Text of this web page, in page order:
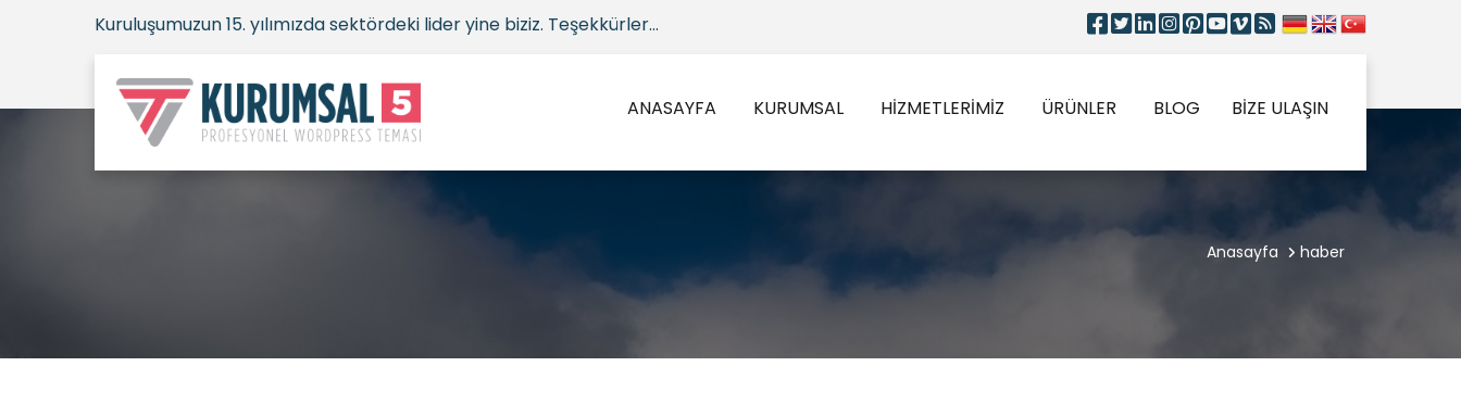
Kuruluşumuzun 15. yılımızda sektördeki lider yine biziz. Teşekkürler...
ANASAYFA KURUMSAL HİZMETLERİMİZ ÜRÜNLER BLOG BİZE ULAŞIN
Anasayfa haber